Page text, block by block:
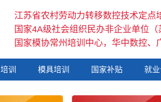
江苏省农村劳动力转移数控技术定点
国家4A级社会组织民办非企业单位（
国家模协常州培训中心，华中数控、
训 模具培训 国家补贴 就